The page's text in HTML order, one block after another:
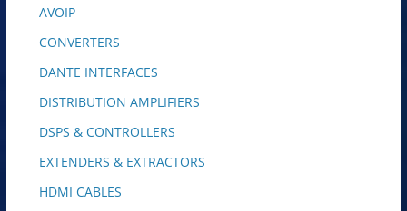
AVOIP
CONVERTERS
DANTE INTERFACES
DISTRIBUTION AMPLIFIERS
DSPS & CONTROLLERS
EXTENDERS & EXTRACTORS
HDMI CABLES